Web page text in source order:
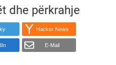
dhe përkrahje
Hacker News
E-Mail